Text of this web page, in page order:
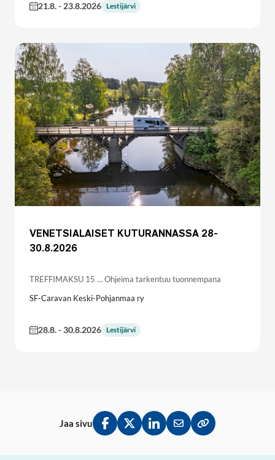
21.8.- 23.8.2026 Lestijärvi
VENETSIALAISET KUTURANNASSA 28-
30.8.2026
TREFFIMAKSU 15 … Ohjeima tarkentuu tuonnempana
SF-Caravan Keski-Pohjanmaa ry
28.8.-30.8.2026 Lestijärvi
Jaa sivu
Jaa Facebookissa
Jaa Twitterissä
Jaa LinkedInissä
Jaa sähköpostitse
Kopioi linkki